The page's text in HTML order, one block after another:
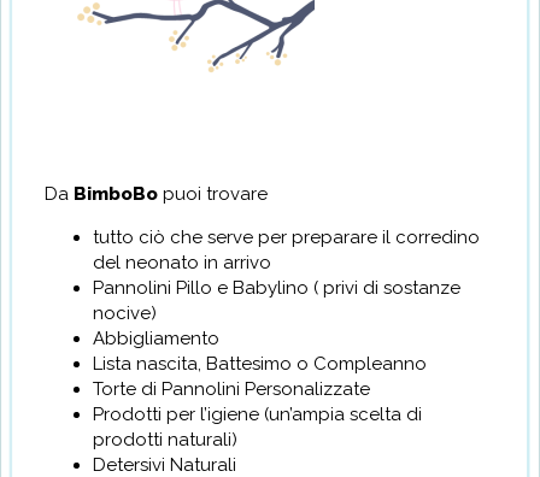
Da BimboBo puoi trovare
tutto ciò che serve per preparare il corredino
del neonato in arrivo
Pannolini Pillo e Babylino ( privi di sostanze
nocive)
Abbigliamento
Lista nascita, Battesimo o Compleanno
Torte di Pannolini Personalizzate
Prodotti per l’igiene (un’ampia scelta di
prodotti naturali)
Detersivi Naturali